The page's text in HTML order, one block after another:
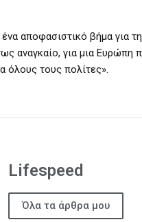
αποφασιστικό βήμα για
αναγκαίο, για μια Ευρώπη
όλους τους πολίτες».
Lifespeed
Όλα τα άρθρα μου